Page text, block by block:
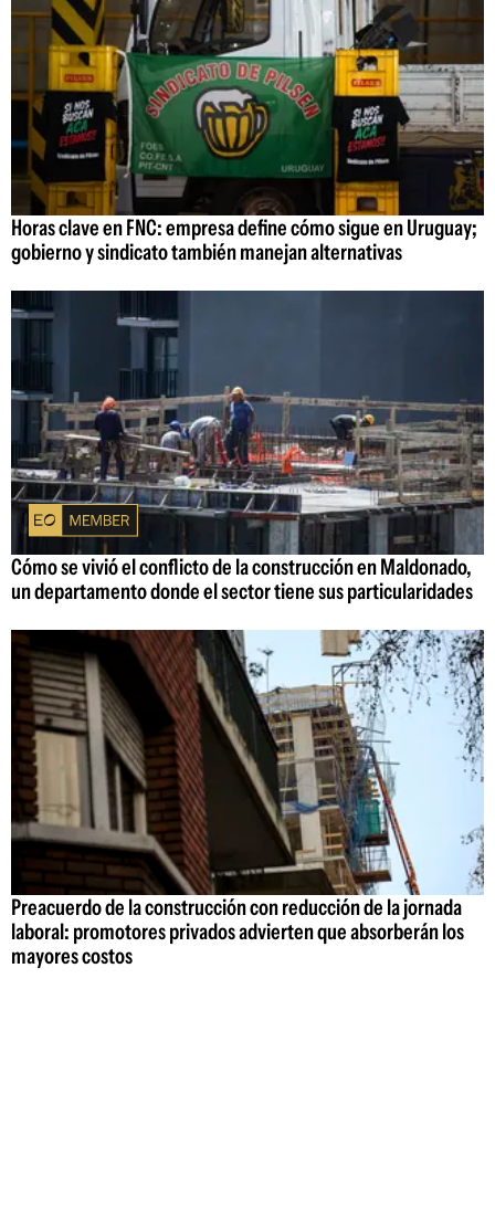
Horas clave en FNC: empresa define cómo sigue en Uruguay;
gobierno y sindicato también manejan alternativas
Cómo se vivió el conflicto de la construcción en Maldonado,
un departamento donde el sector tiene sus particularidades
Preacuerdo de la construcción con reducción de la jornada
laboral: promotores privados advierten que absorberán los
mayores costos